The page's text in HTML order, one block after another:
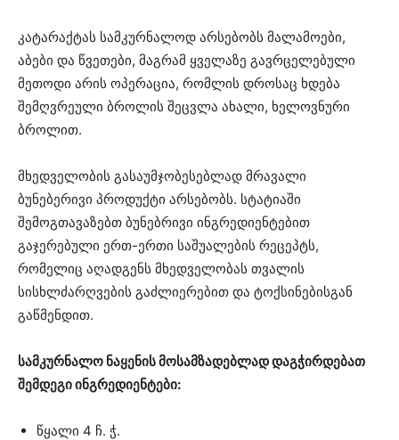
კატარაქტას სამკურნალოდ არსებობს მალამოები,
აბები და წვეთები, მაგრამ ყველაზე გავრცელებული
მეთოდი არის ოპერაცია, რომლის დროსაც ხდება
შემღვრეული ბროლის შეცვლა ახალი, ხელოვნური
ბროლით.
მხედველობის გასაუმჯობესებლად მრავალი
ბუნებერივი პროდუქტი არსებობს. სტატიაში
შემოგთავაზებთ ბუნებრივი ინგრედიენტებით
გაჯერებული ერთ-ერთი საშუალების რეცეპტს,
რომელიც აღადგენს მხედველობას თვალის
სისხლძარღვების გაძლიერებით და ტოქსინებისგან
გაწმენდით.
სამკურნალო ნაყენის მოსამზადებლად დაგჭირდებათ
შემდეგი ინგრედიენტები:
წყალი 4 ჩ. ჭ.